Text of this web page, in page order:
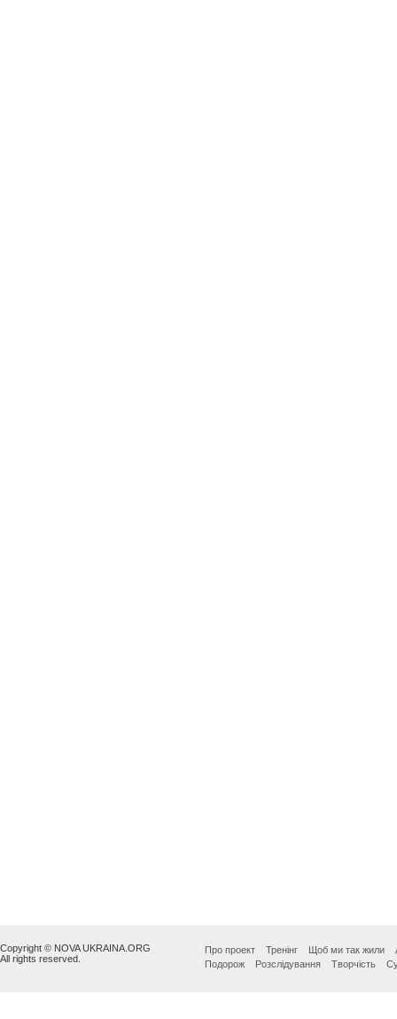
Copyright © NOVA UKRAINA.ORG
All rights reserved.
Про проект Тренінг Щоб ми так жили
Подорож
Розслідування Творчість